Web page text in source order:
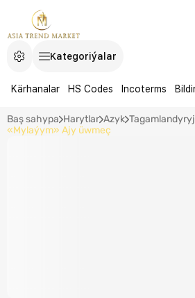
Kärhanalar HS Codes Incoterms
Kategoriýalar
Baş sahypa Harytlar Azyk
«Mylaýym» Ajy üwmeç